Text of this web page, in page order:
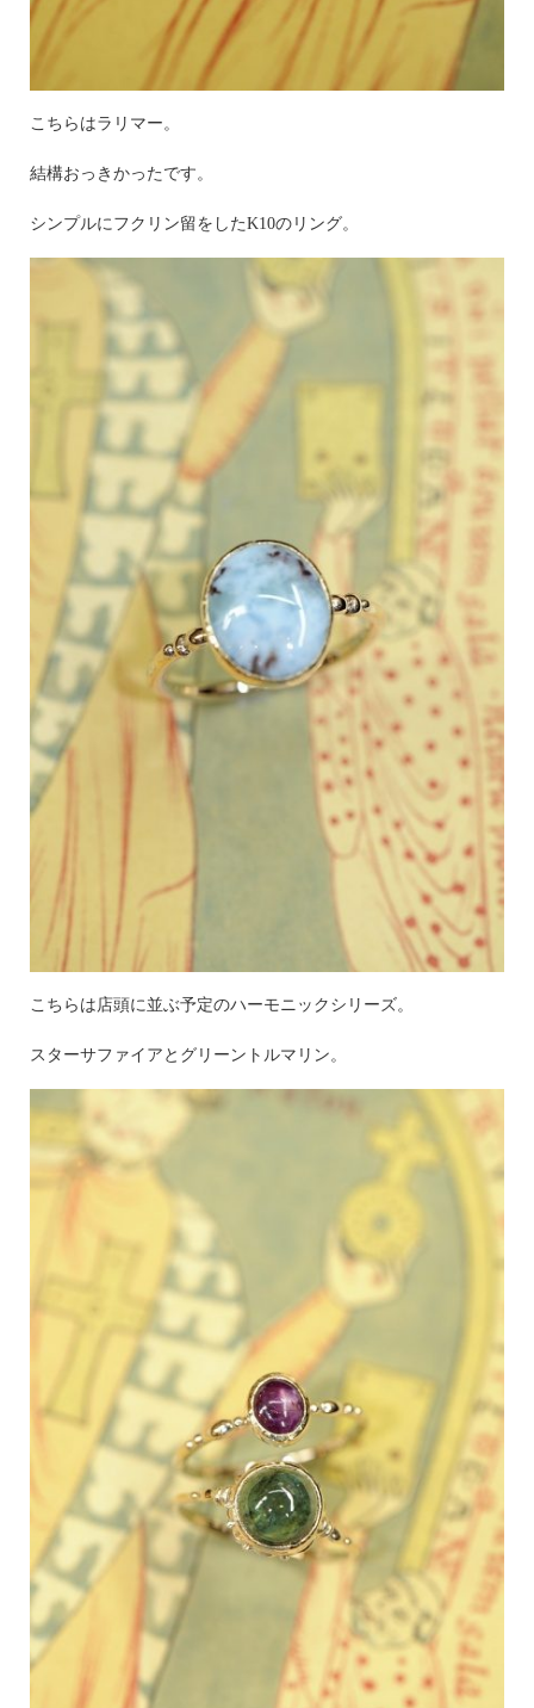
こちらはラリマー。
結構おっきかったです。
シンプルにフクリン留をしたK10のリング。
こちらは店頭に並ぶ予定のハーモニックシリーズ。
スターサファイアとグリーントルマリン。